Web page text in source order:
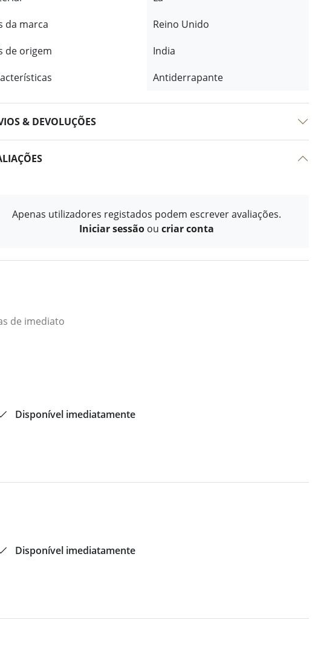
da marca
Reino Unido
de origem
India
Antiderrapante
& DEVOLUÇÕES
Apenas utilizadores registados podem escrever avaliações.
Iniciar sessão ou criar conta
de imediato
Disponível imediatamente
Disponível imediatamente